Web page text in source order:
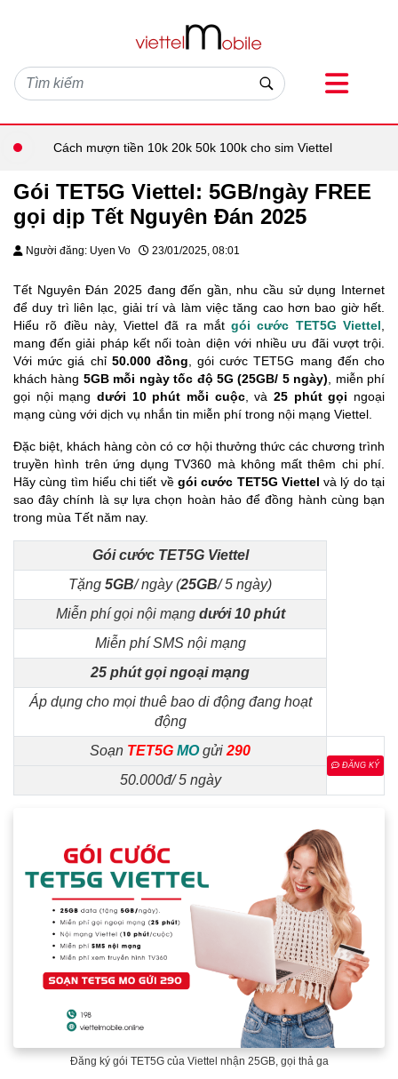
Cách mượn tiền 10k 20k 50k 100k cho sim Viettel
Gói TET5G Viettel: 5GB/ngày FREE
gọi dịp Tết Nguyên Đán 2025
Người đăng: Uyen Vo 23/01/2025, 08:01
Tết Nguyên Đán 2025 đang đến gần, nhu cầu sử dụng Internet
để duy trì liên lạc, giải trí và làm việc tăng cao hơn bao giờ hết.
Hiểu rõ điều này, Viettel đã ra mắtgói cước TET5G Viettel
mang đến giải pháp kết nối toàn diện với nhiều ưu đãi vượt trội.
Với mức giá chỉ 50.000 đồng , gói cước TET5G mang đến cho
khách hàng 5GB mỗi ngày tốc độ 5G (25GB/ 5 ngày) , miễn phí
gọi nội mạng dưới 10 phút mỗi cuộc, và25 phút gọi ngoại
mạng cùng với dịch vụ nhắn tin miễn phí trong nội mạng Viettel.
Đặc biệt, khách hàng còn có cơ hội thưởng thức các chương trình
truyền hình trên ứng dụng TV360 mà không mất thêm chi phí.
Hãy cùng tìm hiểu chi tiết về gói cước TET5G Viettel và lý do tại
sao đây chính là sự lựa chọn hoàn hảo để đồng hành cùng bạn
trong mùa Tết năm nay.
Gói cước TET5G Viettel
Tặng 5GB/ ngày (25GB/ 5 ngày)
Miễn phí gọi nội mạng dưới 10 phút
Miễn phí SMS nội mạng
25 phút gọi ngoại mạng
Áp dụng cho mọi thuê bao di động đang hoạt
động
Soạn TET5G MOgửi 290
ĐĂNG KÝ
50.000đ/ 5 ngày
Đăng ký gói TET5G của Viettel nhận 25GB, gọi thả ga